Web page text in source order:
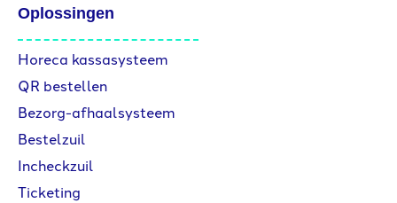
Oplossingen
Horeca kassasysteem
QR bestellen
Bezorg-afhaalsysteem
Bestelzuil
Incheckzuil
Ticketing